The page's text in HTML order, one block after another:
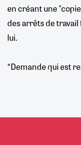
en créant une
des arrêts de travail
lui.
*Demande qui est